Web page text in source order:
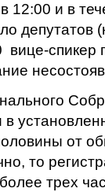
12:00 и в
депутатов
вице-спикер
от
то
трех